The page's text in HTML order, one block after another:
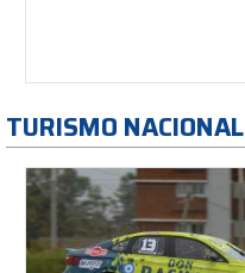
TURISMO NACIONAL